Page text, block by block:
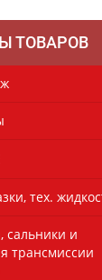
ТОВАРОВ
тех.
сальники и
трансмиссии